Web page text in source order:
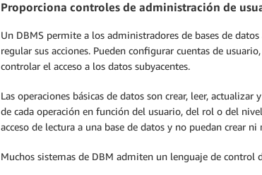
Proporciona controles de administración de
Un DBMS permite a los administradores de bases de
regular sus acciones. Pueden configurar cuentas de
controlar el acceso a los datos subyacentes.
Las operaciones básicas de datos son crear, leer,
de cada operación en función del usuario, del rol o del
acceso de lectura a una base de datos y no puedan crear
Muchos sistemas de DBM admiten un lenguaje de control